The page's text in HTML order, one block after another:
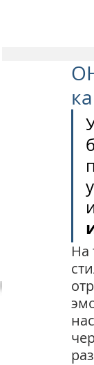
На